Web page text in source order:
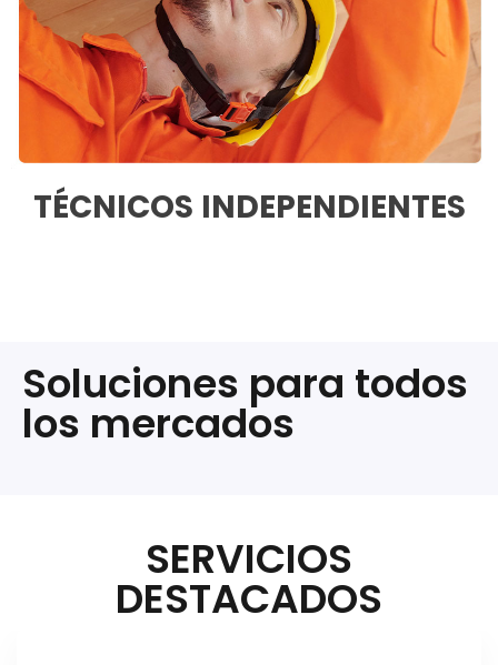
TÉCNICOS INDEPENDIENTES
Soluciones para todos
los mercados
SERVICIOS
DESTACADOS